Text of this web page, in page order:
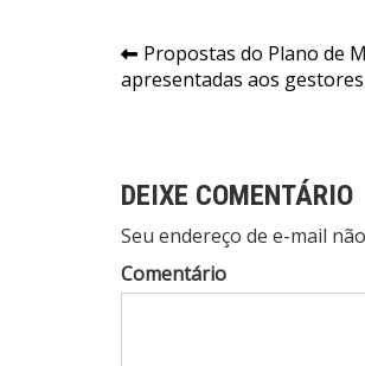
Navegação
de
Propostas do Plano de
apresentadas aos
DEIXE COMENTÁRIO
Seu endereço de e-mail
Comentário